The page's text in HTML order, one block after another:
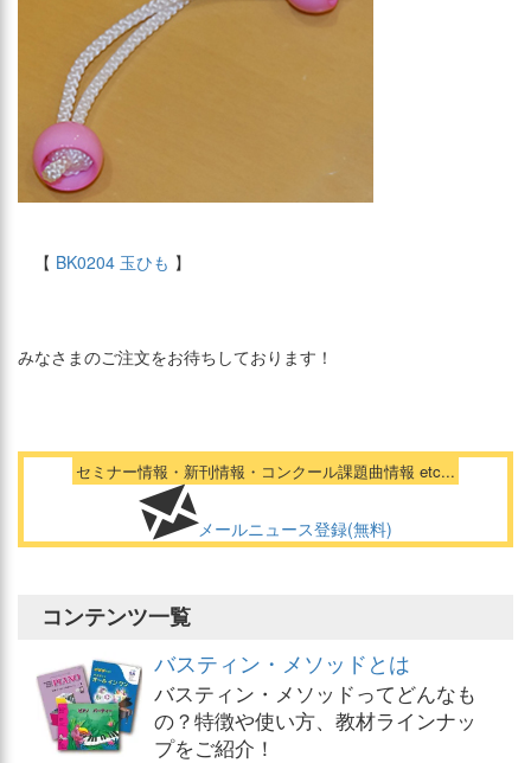
【 BK0204 玉ひも 】
みなさまのご注文をお待ちしております！
セミナー情報・新刊情報・コンクール課題曲情報 etc...
メールニュース登録(無料)
コンテンツ一覧
バスティン・メソッドとは
バスティン・メソッドってどんなも
の？特徴や使い方、教材ラインナッ
プをご紹介！